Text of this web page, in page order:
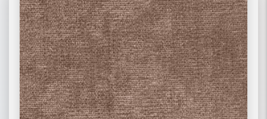
02 РОГОЖКА
03 ФЛОК